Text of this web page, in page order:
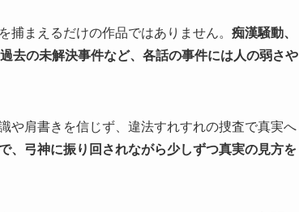
まえるだけの作品ではありません。 痴漢騒動、
去の未解決事件など、各話の事件には人の弱さや
や肩書きを信じず、違法すれすれの捜査で真実へ
、弓神に振り回されながら少しずつ真実の見方を